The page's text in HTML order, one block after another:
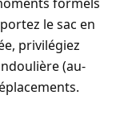
le sac en
privilégiez
(au-